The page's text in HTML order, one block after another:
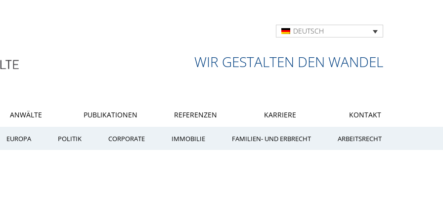
DEUTSCH
WIR GESTALTEN DEN WANDEL
ANWÄLTE PUBLIKATIONEN REFERENZEN KARRIERE KONTAKT
EUROPA POLITIK CORPORATE IMMOBILIE FAMILIEN- UND ERBRECHT ARBEITSRECHT